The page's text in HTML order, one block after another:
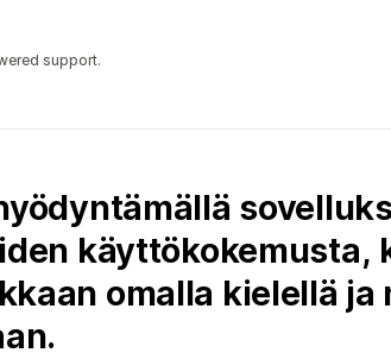
support.
käyttökokemusta,
omalla kielellä